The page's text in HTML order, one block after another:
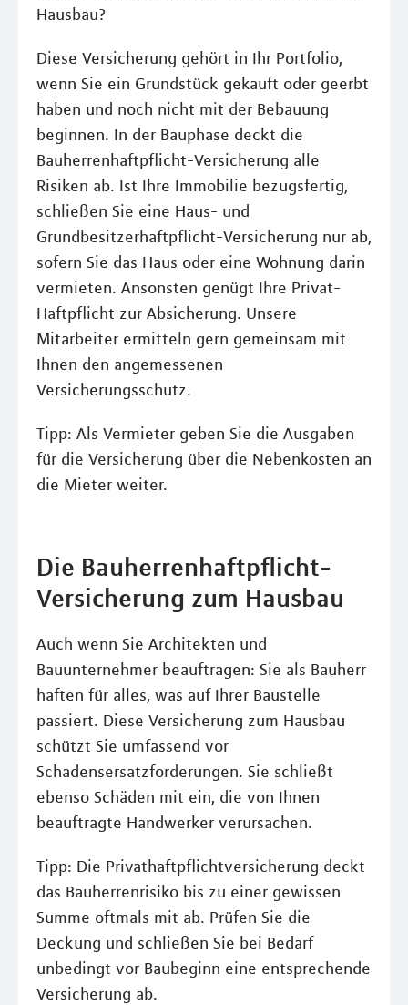
Hausbau?
Diese Versicherung gehört in Ihr Portfolio,
wenn Sie ein Grundstück gekauft oder geerbt
haben und noch nicht mit der Bebauung
beginnen. In der Bauphase deckt die
Bauherrenhaftpflicht-Versicherung alle
Risiken ab. Ist Ihre Immobilie bezugsfertig,
schließen Sie eine Haus- und
Grundbesitzerhaftpflicht-Versicherung nur ab,
sofern Sie das Haus oder eine Wohnung darin
vermieten. Ansonsten genügt Ihre Privat-
Haftpflicht zur Absicherung. Unsere
Mitarbeiter ermitteln gern gemeinsam mit
Ihnen den angemessenen
Versicherungsschutz.
Tipp: Als Vermieter geben Sie die Ausgaben
für die Versicherung über die Nebenkosten an
die Mieter weiter.
Die Bauherrenhaftpflicht-
Versicherung zum Hausbau
Auch wenn Sie Architekten und
Bauunternehmer beauftragen: Sie als Bauherr
haften für alles, was auf Ihrer Baustelle
passiert. Diese Versicherung zum Hausbau
schützt Sie umfassend vor
Schadensersatzforderungen. Sie schließt
ebenso Schäden mit ein, die von Ihnen
beauftragte Handwerker verursachen.
Tipp: Die Privathaftpflichtversicherung deckt
das Bauherrenrisiko bis zu einer gewissen
Summe oftmals mit ab. Prüfen Sie die
Deckung und schließen Sie bei Bedarf
unbedingt vor Baubeginn eine entsprechende
Versicherung ab.